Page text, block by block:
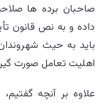
صاحبان برده ها
داده و به نص قانون
باید به حیث
اهلیت تعامل صورت
علاوه بر آنچه